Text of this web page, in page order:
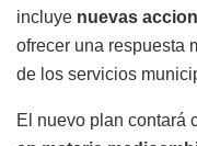
incluye nuevas
ofrecer una respuesta
de los servicios
El nuevo plan contará